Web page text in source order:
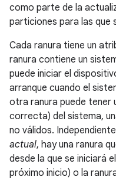
como parte de la
particiones para las que
Cada ranura tiene un
ranura contiene un
puede iniciar el
arranque cuando el
otra ranura puede tener
correcta) del sistema,
no válidos.
actual, hay una ranura
desde la que se iniciará
próximo inicio) o la